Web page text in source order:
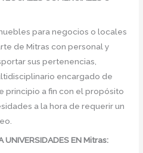
para negocios o locales
de Mitras con personal y
sus pertenencias,
encargado de
principio a fin con el propósito
a la hora de requerir un
UNIVERSIDADES EN Mitras: